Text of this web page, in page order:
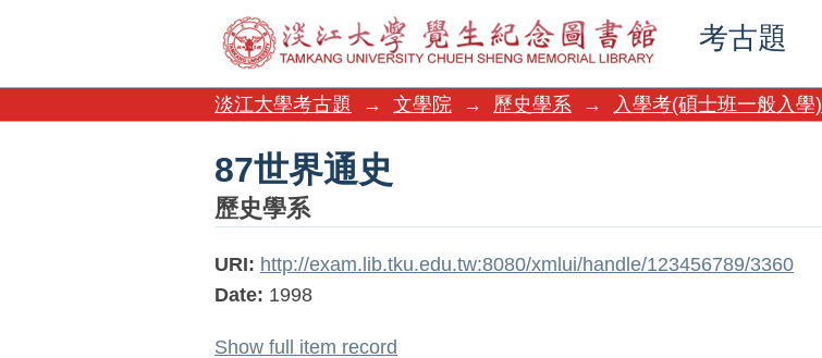
考古題
87世界通史
淡江大學考古題
→ 文學院 → 歷史學系 → 入學考(碩士班一般入學)
87世界通史
歷史學系
URI: http://exam.lib.tku.edu.tw:8080/xmlui/handle/123456789/3360
Date: 1998
Show full item record